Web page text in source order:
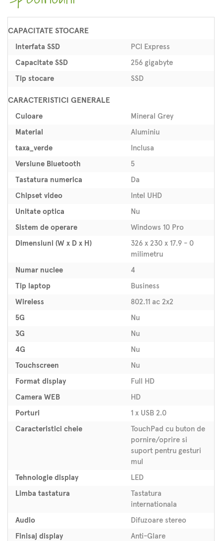
CAPACITATE STOCARE
Interfata SSD PCI Express
Capacitate SSD 256 gigabyte
Tip stocare SSD
CARACTERISTICI GENERALE
Culoare Mineral Grey
Material Aluminiu
taxa_verde Inclusa
Versiune Bluetooth 5
Tastatura numerica Da
Chipset video Intel UHD
Unitate optica Nu
Sistem de operare Windows 10 Pro
Dimensiuni (W x D x H)
326 x 230 x 17.9 - 0
milimetru
Numar nuclee 4
Tip laptop Business
Wireless 802.11 ac 2x2
5G Nu
3G Nu
4G Nu
Touchscreen Nu
Format display Full HD
Camera WEB HD
Porturi 1 x USB 2.0
Caracteristici cheie
TouchPad cu buton de
pornire/oprire si
suport pentru gesturi
mul
Tehnologie display LED
Limba tastatura
Tastatura
internationala
Audio Difuzoare stereo
Finisaj display Anti-Glare